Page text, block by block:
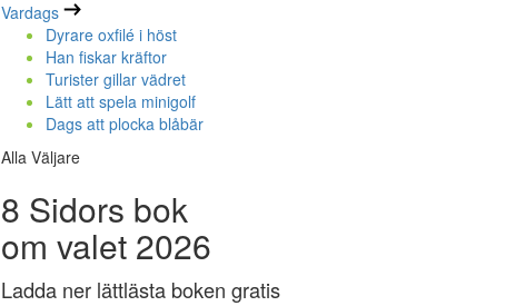
Vardags
Dyrare oxfilé i höst
Han fiskar kräftor
Turister gillar vädret
Lätt att spela minigolf
Dags att plocka blåbär
Alla Väljare
8 Sidors bok
om valet 2026
Ladda ner lättlästa boken gratis